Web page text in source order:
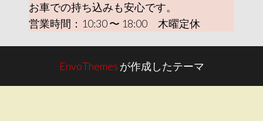
お車での持ち込みも安心です。
営業時間：10:30 〜 18:00 木曜定休
EnvoThemes が作成したテーマ